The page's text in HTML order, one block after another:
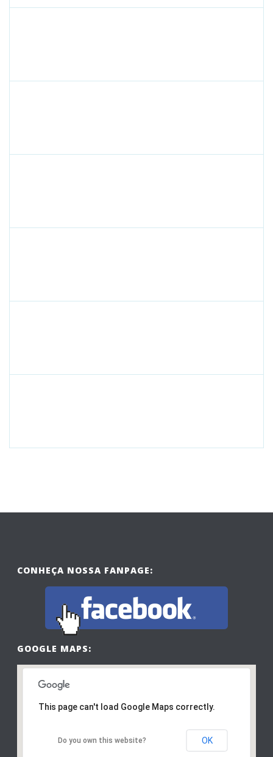
CONHEÇA NOSSA FANPAGE:
GOOGLE MAPS:
This page can't load Google Maps correctly.
Do you own this website? OK